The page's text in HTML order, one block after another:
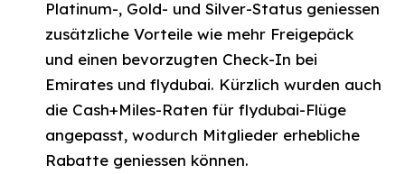
Platinum-, Gold- und Silver-Status geniessen
zusätzliche Vorteile wie mehr Freigepäck
und einen bevorzugten Check-In bei
Emirates und flydubai. Kürzlich wurden auch
die Cash+Miles-Raten für flydubai-Flüge
angepasst, wodurch Mitglieder erhebliche
Rabatte geniessen können.